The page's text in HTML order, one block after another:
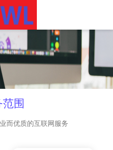
围
而优质的互联网服务